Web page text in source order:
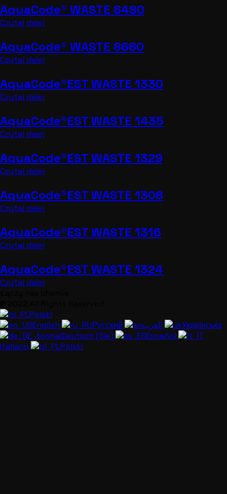
AquaCode® WASTE 8490
Czytaj dalej
AquaCode® WASTE 8660
Czytaj dalej
AquaCode®EST WASTE 1330
Czytaj dalej
AquaCode®EST WASTE 1435
Czytaj dalej
AquaCode®EST WASTE 1329
Czytaj dalej
AquaCode®EST WASTE 1308
Czytaj dalej
AquaCode®EST WASTE 1316
Czytaj dalej
AquaCode®EST WASTE 1324
Czytaj dalej
Polski
English
Русский
Українська
Deutsch (Sie)
Español
Italiano
Polski